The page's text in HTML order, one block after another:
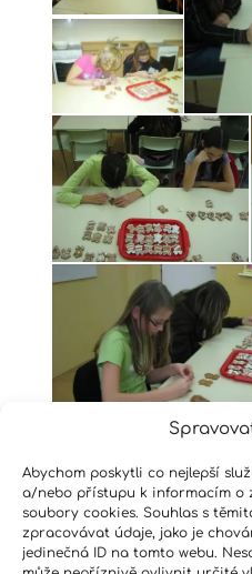
Abychom poskytli co nejlepší
a/nebo přístupu k informacím o
soubory cookies. Souhlas s
zpracovávat údaje, jako je
jedinečná ID na tomto webu.